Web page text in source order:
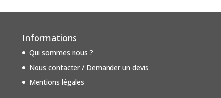
Informations
Qui sommes nous ?
Nous contacter / Demander un devis
Mentions légales